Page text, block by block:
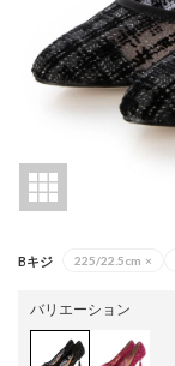
Bキジ 225/22.5cm ×
バリエーション